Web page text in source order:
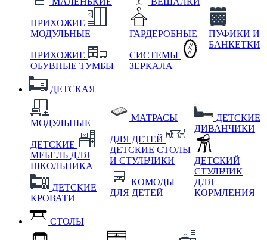
ПРИХОЖИЕ
МОДУЛЬНЫЕ
ПРИХОЖИЕ
ОБУВНЫЕ ТУМБЫ
ГАРДЕРОБНЫЕ
СИСТЕМЫ
ЗЕРКАЛА
ПУФИКИ И
БАНКЕТКИ
ДЕТСКАЯ
МОДУЛЬНЫЕ
ДЕТСКИЕ
МЕБЕЛЬ ДЛЯ
ШКОЛЬНИКА
ДЕТСКИЕ
КРОВАТИ
МАТРАСЫ
ДЛЯ ДЕТЕЙ
ДЕТСКИЕ СТОЛЫ
И СТУЛЬЧИКИ
КОМОДЫ
ДЛЯ ДЕТЕЙ
ДЕТСКИЕ
ДИВАНЧИКИ
ДЕТСКИЙ
СТУЛЬЧИК
ДЛЯ
КОРМЛЕНИЯ
СТОЛЫ